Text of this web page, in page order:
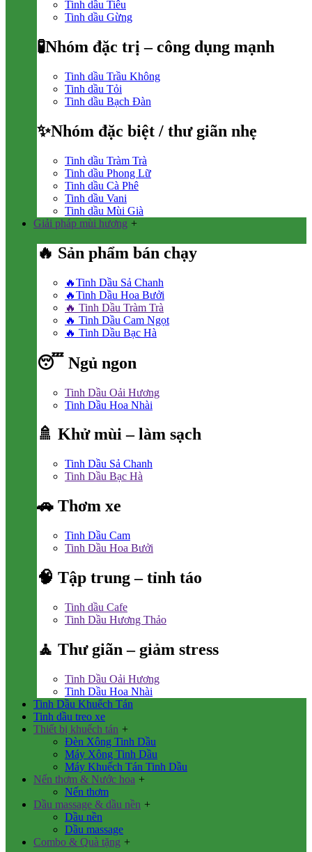
Tinh dầu Tiêu
Tinh dầu Gừng
🧪Nhóm đặc trị – công dụng mạnh
Tinh dầu Trầu Không
Tinh dầu Tỏi
Tinh dầu Bạch Đàn
✨Nhóm đặc biệt / thư giãn nhẹ
Tinh dầu Tràm Trà
Tinh dầu Phong Lữ
Tinh dầu Cà Phê
Tinh dầu Vani
Tinh dầu Mùi Già
Giải pháp mùi hương +
🔥 Sản phẩm bán chạy
🔥Tinh Dầu Sả Chanh
🔥Tinh Dầu Hoa Bưởi
🔥 Tinh Dầu Tràm Trà
🔥 Tinh Dầu Cam Ngọt
🔥 Tinh Dầu Bạc Hà
😴 Ngủ ngon
Tinh Dầu Oải Hương
Tinh Dầu Hoa Nhài
🚿 Khử mùi – làm sạch
Tinh Dầu Sả Chanh
Tinh Dầu Bạc Hà
🚗 Thơm xe
Tinh Dầu Cam
Tinh Dầu Hoa Bưởi
🧠 Tập trung – tỉnh táo
Tinh dầu Cafe
Tinh Dầu Hương Thảo
🧘 Thư giãn – giảm stress
Tinh Dầu Oải Hương
Tinh Dầu Hoa Nhài
Tinh Dầu Khuếch Tán
Tinh dầu treo xe
Thiết bị khuếch tán +
Đèn Xông Tinh Dầu
Máy Xông Tinh Dầu
Máy Khuếch Tán Tinh Dầu
Nến thơm & Nước hoa +
Nến thơm
Dầu massage & dầu nền +
Dầu nền
Dầu massage
Combo & Quà tặng +